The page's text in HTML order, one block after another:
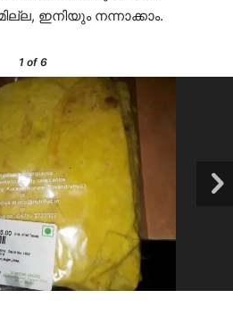
ഇനിയും നന്നാക്കാം.
1 of 6